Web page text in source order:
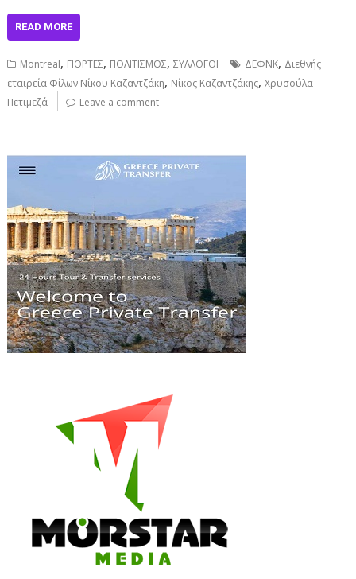
READ MORE
Montreal, ΓΙΟΡΤΕΣ, ΠΟΛΙΤΙΣΜΟΣ,ΣΥΛΛΟΓΟΙ ΔΕΦΝΚ, Διεθνής
εταιρεία Φίλων Νίκου Καζαντζάκη, Νίκος Καζαντζάκης,Χρυσούλα
Πετιμεζά
Leave a comment